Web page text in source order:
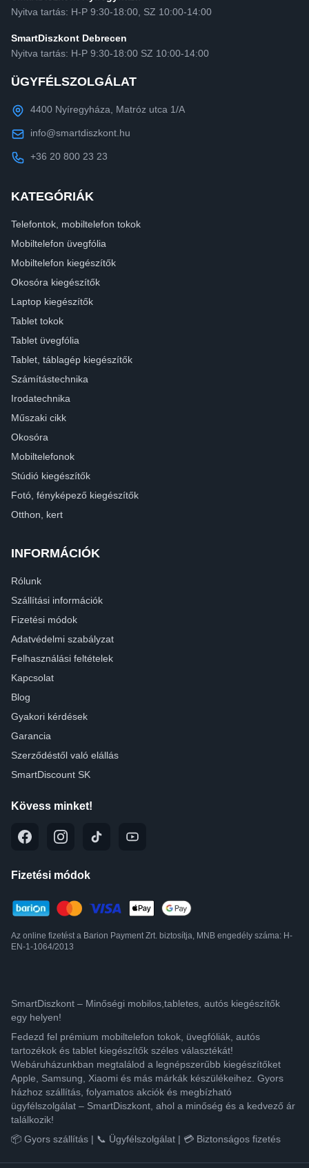
Nyitva tartás: H-P 9:30-18:00, SZ 10:00-14:00
SmartDiszkont Debrecen
Nyitva tartás: H-P 9:30-18:00 SZ 10:00-14:00
ÜGYFÉLSZOLGÁLAT
4400 Nyíregyháza, Matróz utca 1/A
info@smartdiszkont.hu
+36 20 800 23 23
KATEGÓRIÁK
Telefontok, mobiltelefon tokok
Mobiltelefon üvegfólia
Mobiltelefon kiegészítők
Okosóra kiegészítők
Laptop kiegészítők
Tablet tokok
Tablet üvegfólia
Tablet, táblagép kiegészítők
Számítástechnika
Irodatechnika
Műszaki cikk
Okosóra
Mobiltelefonok
Stúdió kiegészítők
Fotó, fényképező kiegészítők
Otthon, kert
INFORMÁCIÓK
Rólunk
Szállítási információk
Fizetési módok
Adatvédelmi szabályzat
Felhasználási feltételek
Kapcsolat
Blog
Gyakori kérdések
Garancia
Szerződéstől való elállás
SmartDiscount SK
Kövess minket!
Fizetési módok
Az online fizetést a Barion Payment Zrt. biztosítja, MNB engedély száma: H-
EN-1-1064/2013
SmartDiszkont – Minőségi mobilos,tabletes, autós kiegészítők
egy helyen!
Fedezd fel prémium mobiltelefon tokok, üvegfóliák, autós
tartozékok és tablet kiegészítők széles választékát!
Webáruházunkban megtalálod a legnépszerűbb kiegészítőket
Apple, Samsung, Xiaomi és más márkák készülékeihez. Gyors
házhoz szállítás, folyamatos akciók és megbízható
ügyfélszolgálat – SmartDiszkont, ahol a minőség és a kedvező ár
találkozik!
📦 Gyors szállítás | 📞 Ügyfélszolgálat | 💳 Biztonságos fizetés